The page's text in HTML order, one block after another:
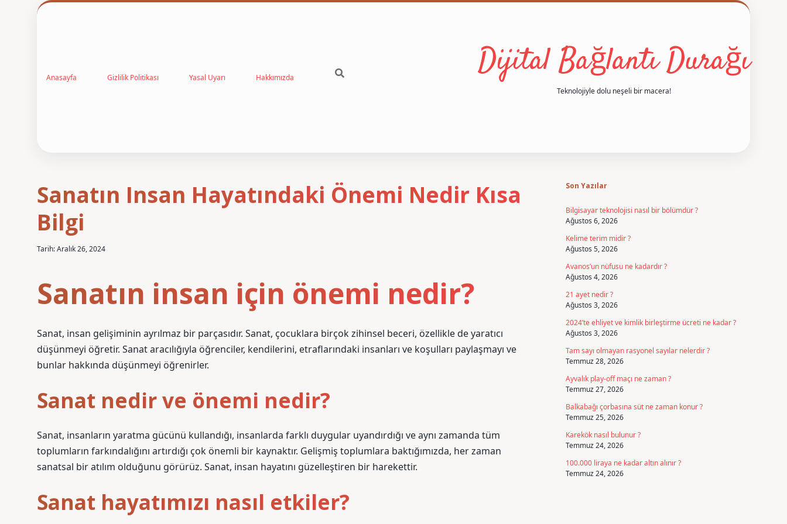
Anasayfa Gizlilik Politikası Yasal Uyarı Hakkımızda Dijital Bağlantı Durağı
Teknolojiyle dolu neşeli bir macera!
Sanatın Insan Hayatındaki Önemi Nedir Kısa
Bilgi
Tarih: Aralık 26, 2024
Sanatın insan için önemi nedir?
Sanat, insan gelişiminin ayrılmaz bir parçasıdır. Sanat, çocuklara birçok zihinsel beceri, özellikle de yaratıcı
düşünmeyi öğretir. Sanat aracılığıyla öğrenciler, kendilerini, etraflarındaki insanları ve koşulları paylaşmayı ve
bunlar hakkında düşünmeyi öğrenirler.
Sanat nedir ve önemi nedir?
Sanat, insanların yaratma gücünü kullandığı, insanlarda farklı duygular uyandırdığı ve aynı zamanda tüm
toplumların farkındalığını artırdığı çok önemli bir kaynaktır. Gelişmiş toplumlara baktığımızda, her zaman
sanatsal bir atılım olduğunu görürüz. Sanat, insan hayatını güzelleştiren bir harekettir.
Sanat hayatımızı nasıl etkiler?
Son Yazılar
Bilgisayar teknolojisi nasıl bir bölümdür ?
Ağustos 6, 2026
Kelime terim midir ?
Ağustos 5, 2026
Avanos’un nüfusu ne kadardır ?
Ağustos 4, 2026
21 ayet nedir ?
Ağustos 3, 2026
2024’te ehliyet ve kimlik birleştirme ücreti ne kadar ?
Ağustos 3, 2026
Tam sayı olmayan rasyonel sayılar nelerdir ?
Temmuz 28, 2026
Ayvalık play-off maçı ne zaman ?
Temmuz 27, 2026
Balkabağı çorbasına süt ne zaman konur ?
Temmuz 25, 2026
Karekök nasıl bulunur ?
Temmuz 24, 2026
100.000 liraya ne kadar altın alınır ?
Temmuz 24, 2026